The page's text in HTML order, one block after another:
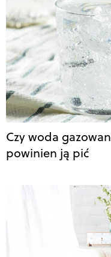
Czy woda
powinien ją pić